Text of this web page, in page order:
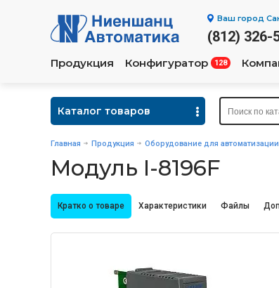
Ваш город
(812) 326-
Продукция Конфигуратор 128
Каталог товаров
Главная Продукция Оборудование для автоматизации
Модуль I-8196F
Кратко о товаре Характеристики Файлы